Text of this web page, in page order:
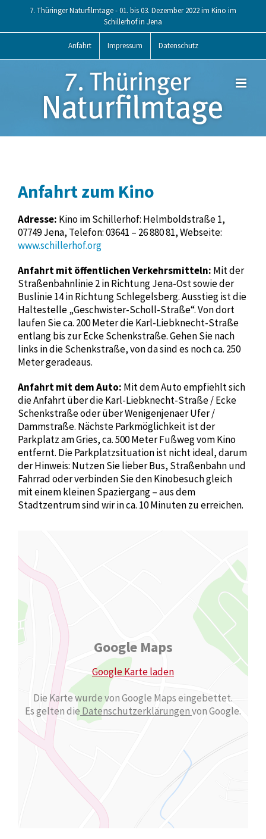
content
7. Thüringer Naturfilmtage - 01. bis 03. Dezember 2022 im Kino im
Schillerhof in Jena
Anfahrt Impressum Datenschutz
Anfahrt zum Kino
Adresse: Kino im Schillerhof: Helmboldstraße 1,
07749 Jena, Telefon: 03641 – 26 880 81, Webseite:
www.schillerhof.org
Anfahrt mit öffentlichen Verkehrsmitteln: Mit der
Straßenbahnlinie 2 in Richtung Jena-Ost sowie der
Buslinie 14 in Richtung Schlegelsberg. Ausstieg ist die
Haltestelle „Geschwister-Scholl-Straße“. Von dort
laufen Sie ca. 200 Meter die Karl-Liebknecht-Straße
entlang bis zur Ecke Schenkstraße. Gehen Sie nach
links in die Schenkstraße, von da sind es noch ca. 250
Meter geradeaus.
Anfahrt mit dem Auto: Mit dem Auto empfiehlt sich
die Anfahrt über die Karl-Liebknecht-Straße / Ecke
Schenkstraße oder über Wenigenjenaer Ufer /
Dammstraße. Nächste Parkmöglichkeit ist der
Parkplatz am Gries, ca. 500 Meter Fußweg vom Kino
entfernt. Die Parkplatzsituation ist nicht ideal, darum
der Hinweis: Nutzen Sie lieber Bus, Straßenbahn und
Fahrrad oder verbinden Sie den Kinobesuch gleich
mit einem kleinen Spaziergang – aus dem
Stadtzentrum sind wir in ca. 10 Minuten zu erreichen.
Google Maps
Google Karte laden
Die Karte wurde von Google Maps eingebettet.
Es gelten die Datenschutzerklärungenvon Google.